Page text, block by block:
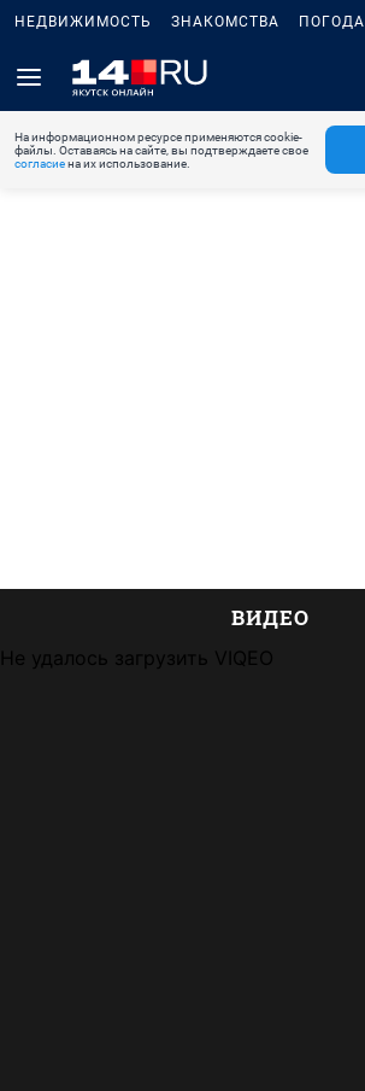
НЕДВИЖИМОСТЬ ЗНАКОМСТВА ПОГОДА
На информационном ресурсе применяются cookie-
файлы. Оставаясь на сайте, вы подтверждаете свое
согласиена их использование.
ВИДЕО
Не удалось загрузить VIQEO